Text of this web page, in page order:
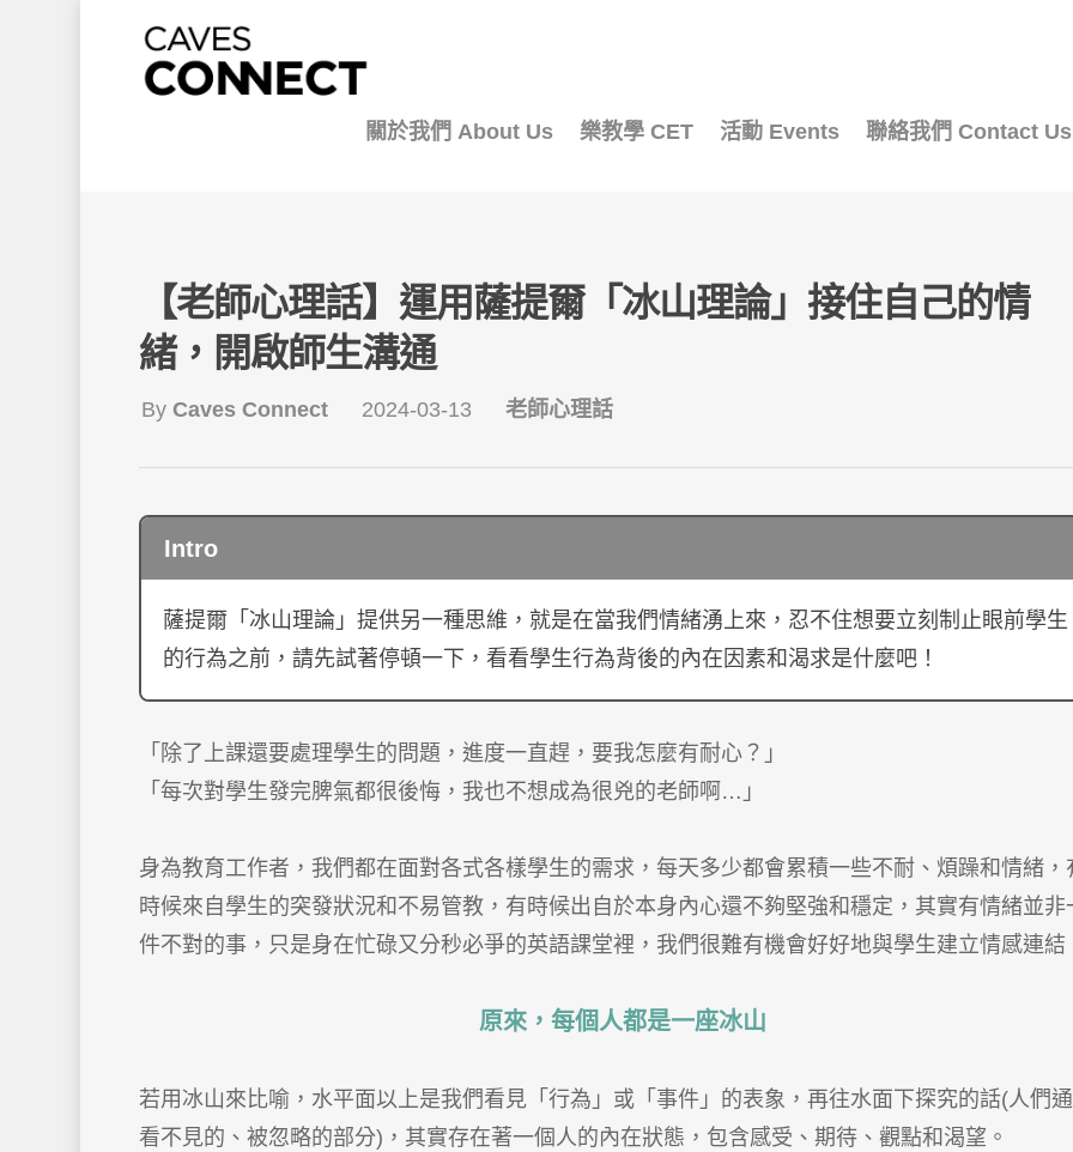
關於我們 About Us 樂教學 CET 活動 Events 聯絡我們 Contact Us
【老師心理話】運用薩提爾「冰山理論」接住自己的情
緒，開啟師生溝通
By Caves Connect 2024-03-13 老師心理話
Intro
薩提爾「冰山理論」提供另一種思維，就是在當我們情緒湧上來，忍不住想要立刻制止眼前學生
的行為之前，請先試著停頓一下，看看學生行為背後的內在因素和渴求是什麼吧！
「除了上課還要處理學生的問題，進度一直趕，要我怎麼有耐心？」
「每次對學生發完脾氣都很後悔，我也不想成為很兇的老師啊…」
身為教育工作者，我們都在面對各式各樣學生的需求，每天多少都會累積一些不耐、煩躁和情緒，
時候來自學生的突發狀況和不易管教，有時候出自於本身內心還不夠堅強和穩定，其實有情緒並非
件不對的事，只是身在忙碌又分秒必爭的英語課堂裡，我們很難有機會好好地與學生建立情感連結
原來，每個人都是一座冰山
若用冰山來比喻，水平面以上是我們看見「行為」或「事件」的表象，再往水面下探究的話(人們
看不見的、被忽略的部分)，其實存在著一個人的內在狀態，包含感受、期待、觀點和渴望。